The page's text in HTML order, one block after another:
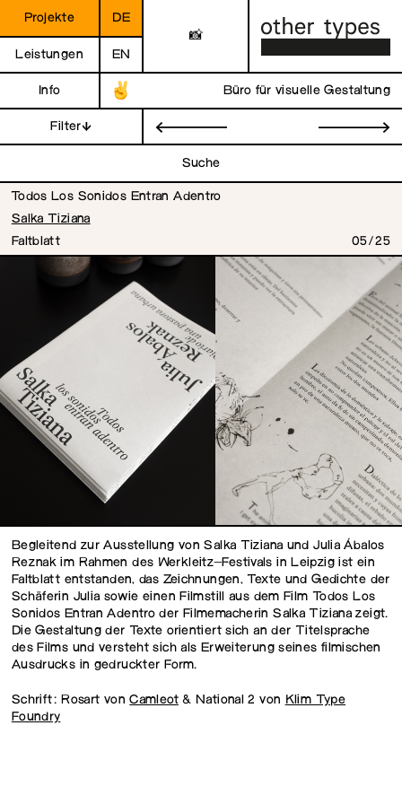
Projekte
Leistungen
Info
Filter
📸
Büro für visuelle Gestaltung
DE
EN
← →
Suche
Todos Los Sonidos Entran Adentro
Salka Tiziana
Faltblatt
05/25
Begleitend zur Ausstellung von Salka Tiziana und Julia Ábalos
Reznak im Rahmen des Werkleitz-Festivals in Leipzig ist ein
Faltblatt entstanden, das Zeichnungen, Texte und Gedichte der
Schäferin Julia sowie einen Filmstill aus demFilm Todos Los
Sonidos Entran Adentro der Filmemacherin Salka Tiziana zeigt.
Die Gestaltung der Texte orientiert sich an der Titelsprache
des Films und versteht sich als Erweiterung seines filmischen
Ausdrucks in gedruckter Form.
Schrift: Rosart vonCamleot& National 2 von Klim Type
Foundry